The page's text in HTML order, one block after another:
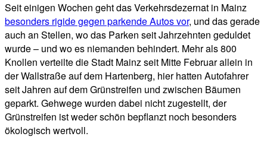
Seit einigen Wochen geht das Verkehrsdezernat in Mainz
besonders rigide gegen parkende Autos vor, und das gerade
auch an Stellen, wo das Parken seit Jahrzehnten geduldet
wurde – und wo es niemanden behindert. Mehr als 800
Knollen verteilte die Stadt Mainz seit Mitte Februar allein in
der Wallstraße auf dem Hartenberg, hier hatten Autofahrer
seit Jahren auf dem Grünstreifen und zwischen Bäumen
geparkt. Gehwege wurden dabei nicht zugestellt, der
Grünstreifen ist weder schön bepflanzt noch besonders
ökologisch wertvoll.